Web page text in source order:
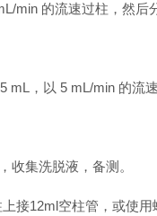
的流速过柱，然后
，以 5 mL/min 的流
集洗脱液，备测。
12ml空柱管，或使用